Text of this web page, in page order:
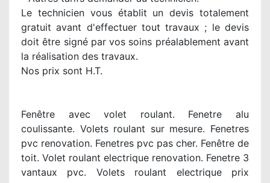
Le technicien vous établit un devis totalement
gratuit avant d'effectuer tout travaux ; le devis
doit être signé par vos soins préalablement avant
la réalisation des travaux.
Nos prix sont H.T.
Fenêtre avec volet roulant. Fenetre alu
coulissante. Volets roulant sur mesure. Fenetres
pvc renovation. Fenetres pvc pas cher. Fenêtre de
toit. Volet roulant electrique renovation. Fenetre 3
vantaux pvc. Volets roulant electrique prix